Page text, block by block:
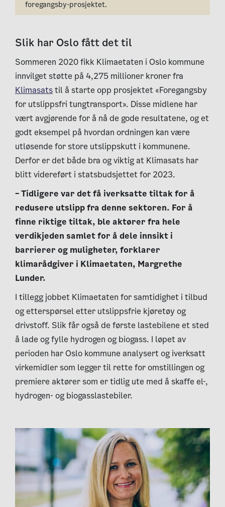
foregangsby-prosjektet.
Slik har Oslo fått det til
Sommeren 2020 fikk Klimaetaten i Oslo kommune
innvilget støtte på 4,275 millioner kroner fra
Klimasatstil å starte opp prosjektet «Foregangsby
for utslippsfri tungtransport». Disse midlene har
vært avgjørende for å nå de gode resultatene, og et
godt eksempel på hvordan ordningen kan være
utløsende for store utslippskutt i kommunene.
Derfor er det både bra og viktig at Klimasats har
blitt videreført i statsbudsjettet for 2023.
– Tidligere var det få iverksatte tiltak for å
redusere utslipp fra denne sektoren. For å
finne riktige tiltak, ble aktører fra hele
verdikjeden samlet for å dele innsikt i
barrierer og muligheter, forklarer
klimarådgiver i Klimaetaten, Margrethe
Lunder.
I tillegg jobbet Klimaetaten for samtidighet i tilbud
og etterspørsel etter utslippsfrie kjøretøy og
drivstoff. Slik får også de første lastebilene et sted
å lade og fylle hydrogen og biogass. I løpet av
perioden har Oslo kommune analysert og iverksatt
virkemidler som legger til rette for omstillingen og
premiere aktører som er tidlig ute med å skaffe el-,
hydrogen- og biogasslastebiler.